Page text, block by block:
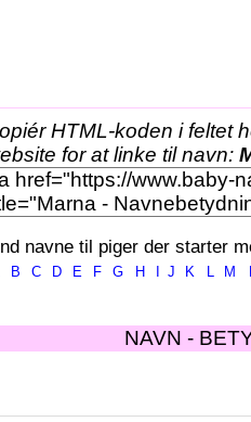
HTML-koden i feltet
for at linke til navn:
navne til piger der starter
B C D E F G H J K L M
NAVN -